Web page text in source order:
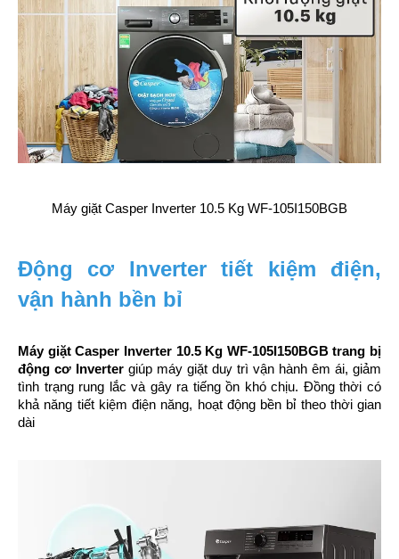
Máy giặt Casper Inverter 10.5 Kg WF-105I150BGB
Động cơ Inverter​ tiết kiệm điện,
vận hành bền bỉ
Máy giặt Casper Inverter 10.5 Kg WF-105I150BGB trang bị
động cơ Inverter​ giúp máy giặt duy trì vận hành êm ái, giảm
tình trạng rung lắc và gây ra tiếng ồn khó chịu. Đồng thời có
khả năng tiết kiệm điện năng, hoạt động bền bỉ theo thời gian
dài